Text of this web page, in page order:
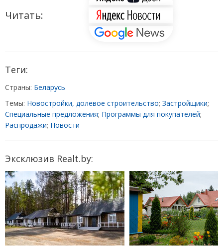
Читать:
Теги:
Страны: Беларусь
Темы: Новостройки, долевое строительство; Застройщики;
Специальные предложения; Программы для покупателей;
Распродажи; Новости
Эксклюзив Realt.by: